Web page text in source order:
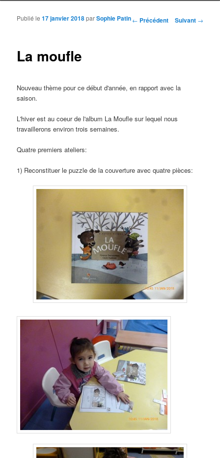
Navigation des articles
← Précédent Suivant →
La moufle
Publié le17 janvier 2018parSophie Patin
Nouveau thème pour ce début d'année, en rapport avec la
saison.
L'hiver est au coeur de l'album La Moufle sur lequel nous
travaillerons environ trois semaines.
Quatre premiers ateliers:
1) Reconstituer le puzzle de la couverture avec quatre pièces: